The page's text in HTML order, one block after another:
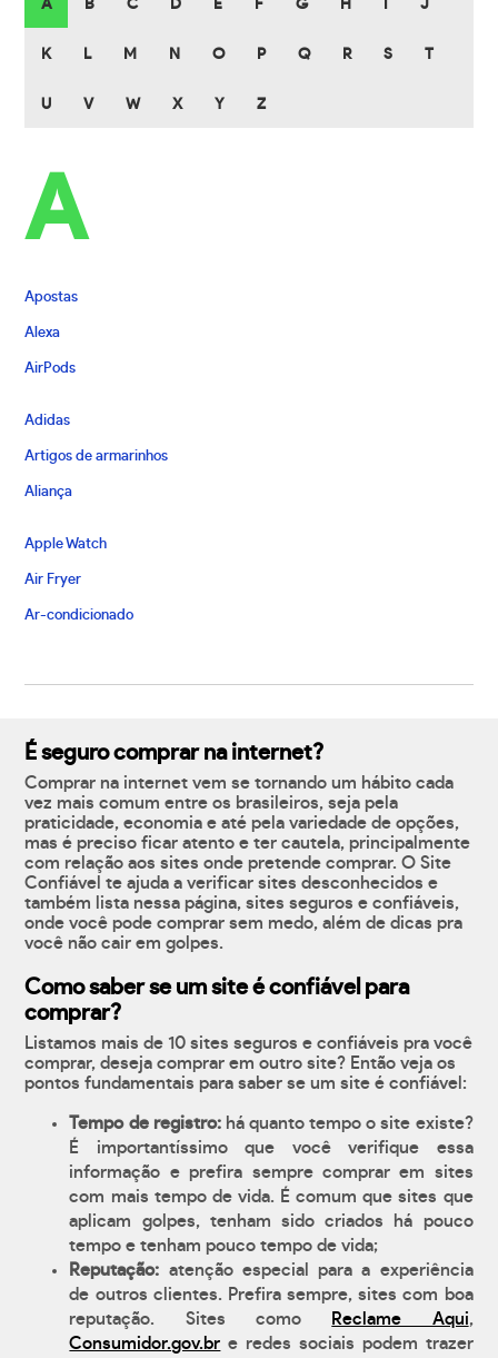
A B C D E F G H J
K L M N O P Q R S T
U V W X Y Z
A
Apostas
Alexa
AirPods
Adidas
Artigos de armarinhos
Aliança
Apple Watch
Air Fryer
Ar-condicionado
É seguro comprar na internet?
Comprar na internet vem se tornando um hábito cada
vez mais comum entre os brasileiros, seja pela
praticidade, economia e até pela variedade de opções,
mas é preciso ficar atento e ter cautela, principalmente
com relação aos sites onde pretende comprar. O Site
Confiável te ajuda a verificar sites desconhecidos e
também lista nessa página, sites seguros e confiáveis,
onde você pode comprar sem medo, além de dicas pra
você não cair em golpes.
Como saber se um site é confiável para
comprar?
Listamos mais de 10 sites seguros e confiáveis pra você
comprar, deseja comprar em outro site? Então veja os
pontos fundamentais para saber se um site é confiável:
Tempo de registro:há quanto tempo o site existe?
É importantíssimo que você verifique essa
informação e prefira sempre comprar em sites
com mais tempo de vida. É comum que sites que
aplicam golpes, tenham sido criados há pouco
tempo e tenham pouco tempo de vida;
Reputação: atenção especial para a experiência
de outros clientes. Prefira sempre, sites com boa
reputação. Sites como
Reclame Aqui,
Consumidor.gov.br e redes sociais podem trazer